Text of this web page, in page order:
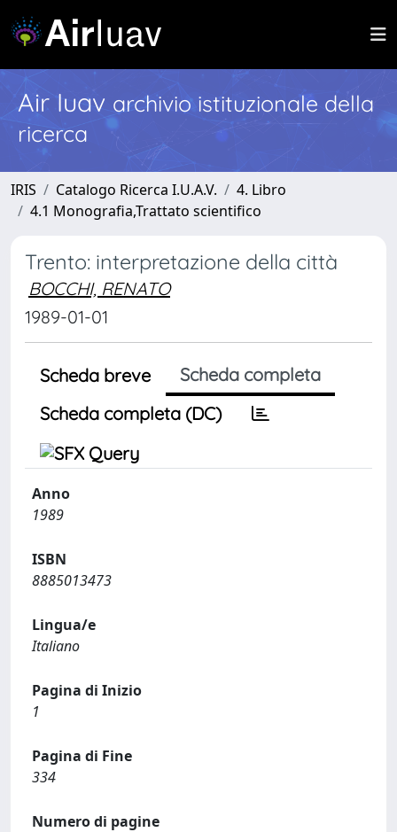
Air Iuav archivio istituzionale della
ricerca
IRIS Catalogo Ricerca I.U.A.V.
4. Libro
4.1 Monografia,Trattato scientifico
Trento: interpretazione della città
BOCCHI, RENATO
1989-01-01
Scheda breve
Scheda completa
Scheda completa (DC)
Anno
1989
ISBN
8885013473
Lingua/e
Italiano
Pagina di Inizio
1
Pagina di Fine
334
Numero di pagine